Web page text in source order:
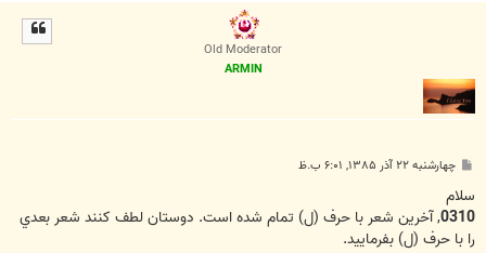
Old Moderator
ARMIN
پ
ت
چهارشنبه ۲۲ آذر ۱۳۸۵, ۶:۰۱ ب.ظ
سلام
0310, آخرين شعر با حرف (ل) تمام شده است. دوستان لطف کنند شعر بعدي
را با حرف (ل) بفرماييد.